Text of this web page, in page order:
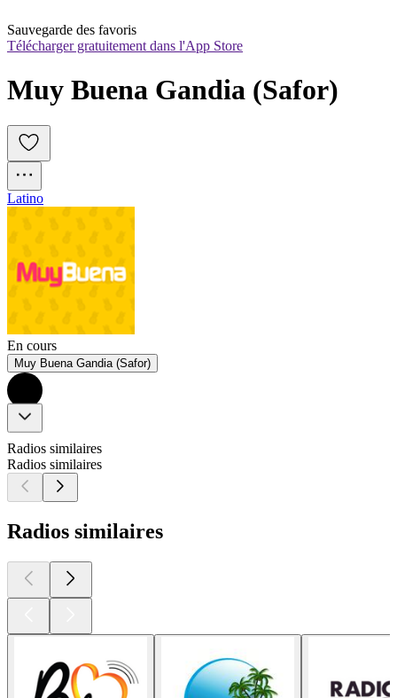
Sauvegarde des favoris
Télécharger gratuitement dans l'App Store
Muy Buena Gandia (Safor)
Latino
En cours
Muy Buena Gandia (Safor)
Radios similaires
Radios similaires
Radios similaires